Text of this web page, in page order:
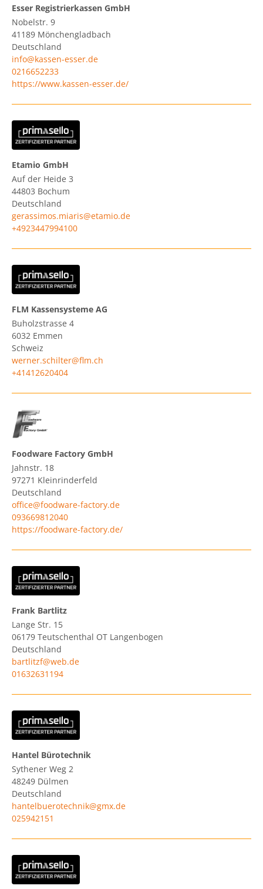
Esser Registrierkassen GmbH
Nobelstr. 9
41189 Mönchengladbach
Deutschland
info@kassen-esser.de
0216652233
https://www.kassen-esser.de/
Etamio GmbH
Auf der Heide 3
44803 Bochum
Deutschland
gerassimos.miaris@etamio.de
+4923447994100
FLM Kassensysteme AG
Buholzstrasse 4
6032 Emmen
Schweiz
werner.schilter@flm.ch
+41412620404
Foodware Factory GmbH
Jahnstr. 18
97271 Kleinrinderfeld
Deutschland
office@foodware-factory.de
093669812040
https://foodware-factory.de/
Frank Bartlitz
Lange Str. 15
06179 Teutschenthal OT Langenbogen
Deutschland
bartlitzf@web.de
01632631194
Hantel Bürotechnik
Sythener Weg 2
48249 Dülmen
Deutschland
hantelbuerotechnik@gmx.de
025942151